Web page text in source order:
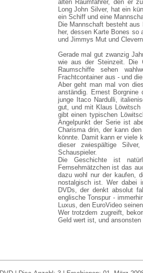
alten Raumfahrer, den er
Long John Silver, hat ein
ein Schiff und eine
Die Mannschaft besteht
her, dessen Karte Bones so
und Jimmys Mut und
Gerade mal gut zwanzig
wie aus der Steinzeit. Die
Raumschiffe sehen
Frachtcontainer aus - und
Aber geht man mal von
anständig. Ernest
junge Itaco Nardulli,
gut, und mit Klaus Löwitsch
gibt einen typischen
Angelpunkt der Serie ist
Charisma drin, der kann
könnte. Damit kann er viele
dieser zwiespältige
Schauspieler.
Die Geschichte ist
Fernsehmätzchen ist das
dazu wohl nur der kaufen,
nostalgisch ist. Wer dabei
DVDs, der denkt absolut
englische Tonspur -
Luxus, den EuroVideo
Wer trotzdem zugreift,
Geld wert ist, und